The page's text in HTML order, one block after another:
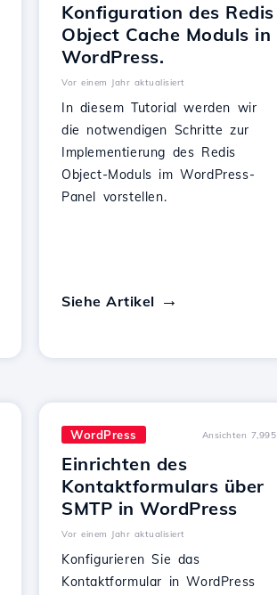
Konfiguration des Redis
Object Cache Moduls in
WordPress.
Vor einem Jahr aktualisiert
In diesem Tutorial werden wir
die notwendigen Schritte zur
Implementierung des Redis
Object-Moduls im WordPress-
Panel vorstellen.
Siehe Artikel
WordPress Ansichten 7,995
Einrichten des
Kontaktformulars über
SMTP in WordPress
Vor einem Jahr aktualisiert
Konfigurieren Sie das
Kontaktformular in WordPress